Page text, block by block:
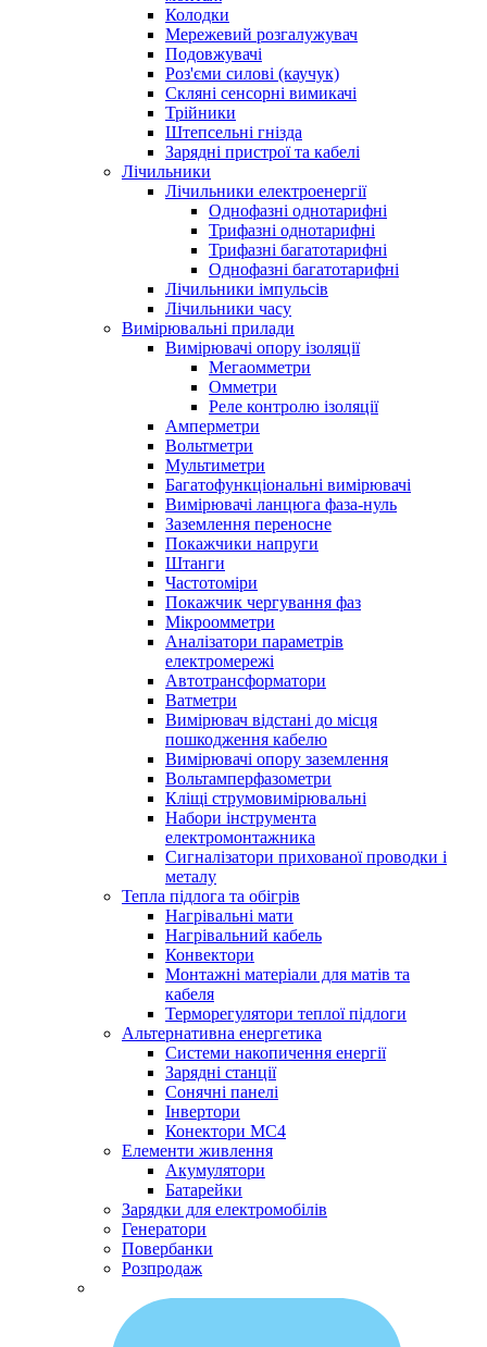
Колодки
Мережевий розгалужувач
Подовжувачі
Роз'єми силові (каучук)
Скляні сенсорні вимикачі
Трійники
Штепсельні гнізда
Зарядні пристрої та кабелі
Лічильники
Лічильники електроенергії
Однофазні однотарифні
Трифазні однотарифні
Трифазні багатотарифні
Однофазні багатотарифні
Лічильники імпульсів
Лічильники часу
Вимірювальні прилади
Вимірювачі опору ізоляції
Мегаомметри
Омметри
Реле контролю ізоляції
Амперметри
Вольтметри
Мультиметри
Багатофункціональні вимірювачі
Вимірювачі ланцюга фаза-нуль
Заземлення переносне
Покажчики напруги
Штанги
Частотоміри
Покажчик чергування фаз
Мікроомметри
Аналізатори параметрів
електромережі
Автотрансформатори
Ватметри
Вимірювач відстані до місця
пошкодження кабелю
Вимірювачі опору заземлення
Вольтамперфазометри
Кліщі струмовимірювальні
Набори інструмента
електромонтажника
Сигналізатори прихованої проводки і
металу
Тепла підлога та обігрів
Нагрівальні мати
Нагрівальний кабель
Конвектори
Монтажні матеріали для матів та
кабеля
Терморегулятори теплої підлоги
Альтернативна енергетика
Системи накопичення енергії
Зарядні станції
Сонячні панелі
Інвертори
Конектори МС4
Елементи живлення
Акумулятори
Батарейки
Зарядки для електромобілів
Генератори
Повербанки
Розпродаж